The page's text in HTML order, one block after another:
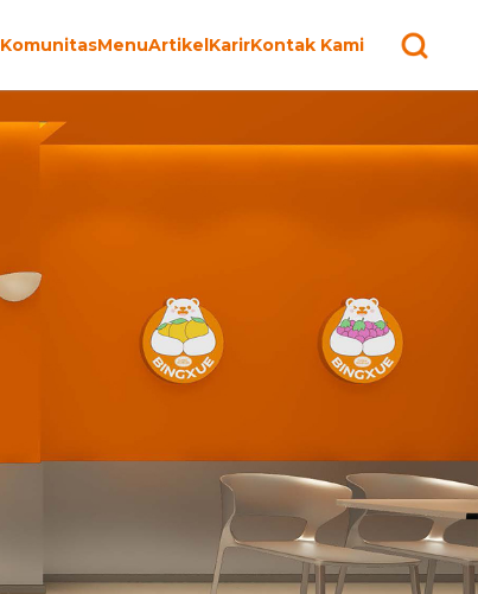
KomunitasMenuArtikelKarirKontak Kami